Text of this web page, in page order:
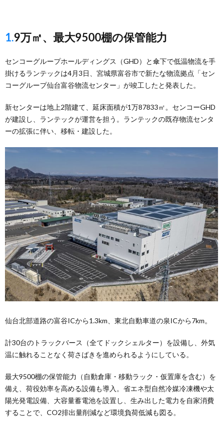
1.9万㎡、最大9500棚の保管能力
センコーグループホールディングス（GHD）と傘下で低温物流を手
掛けるランテックは4月3日、宮城県富谷市で新たな物流拠点「セン
コーグループ仙台富谷物流センター」が竣工したと発表した。
新センターは地上2階建て、延床面積が1万87833㎡。センコーGHD
が建設し、ランテックが運営を担う。ランテックの既存物流センタ
ーの拡張に伴い、移転・建設した。
仙台北部道路の富谷ICから1.3km、東北自動車道の泉ICから7km。
計30台のトラックバース（全てドックシェルター）を設備し、外気
温に触れることなく荷さばきを進められるようにしている。
最大9500棚の保管能力（自動倉庫・移動ラック・仮置庫を含む）を
備え、荷役効率を高める設備も導入。省エネ型自然冷媒冷凍機や太
陽光発電設備、大容量蓄電池を設置し、生み出した電力を自家消費
することで、CO2排出量削減など環境負荷低減も図る。